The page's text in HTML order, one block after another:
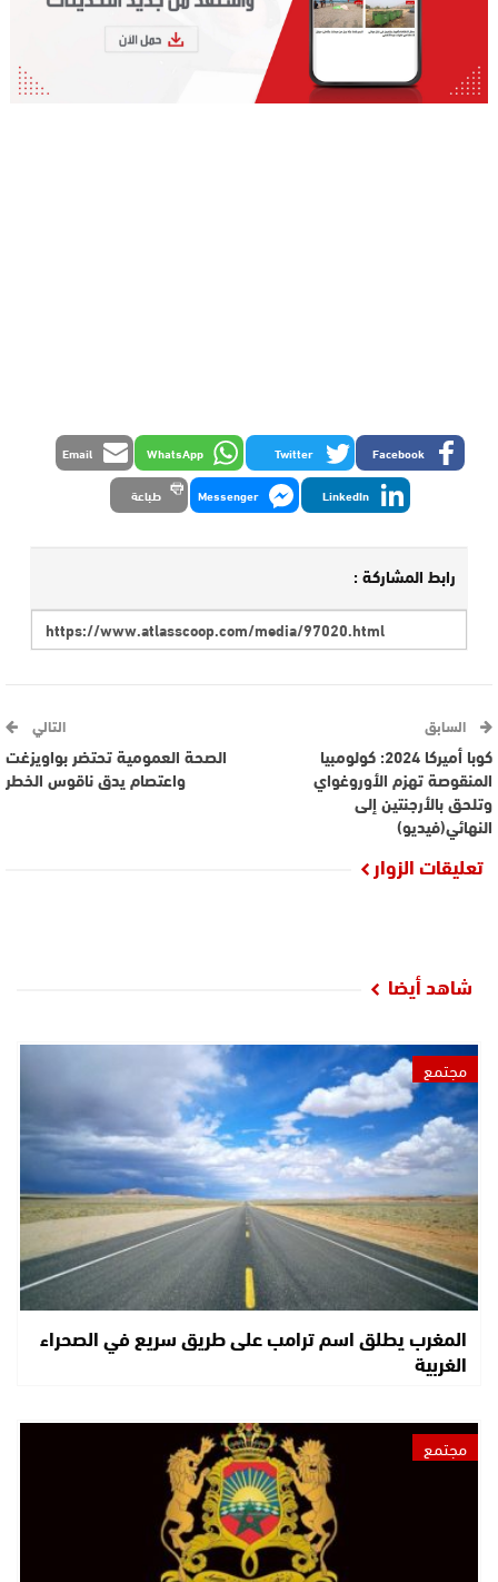
Facebook
Twitter
WhatsApp
Email
LinkedIn
Messenger طباعة
رابط المشاركة :
السابق
كوبا أميركا 2024: كولومبيا
المنقوصة تهزم الأوروغواي
وتلحق بالأرجنتين إلى
النهائي(فيديو)
التالي
الصحة العمومية تحتضر بواويزغت
واعتصام يدق ناقوس الخطر
تعليقات الزوار
شاهد أيضا
مجتمع
المغرب يطلق اسم ترامب على طريق سريع في الصحراء
الغربية
مجتمع